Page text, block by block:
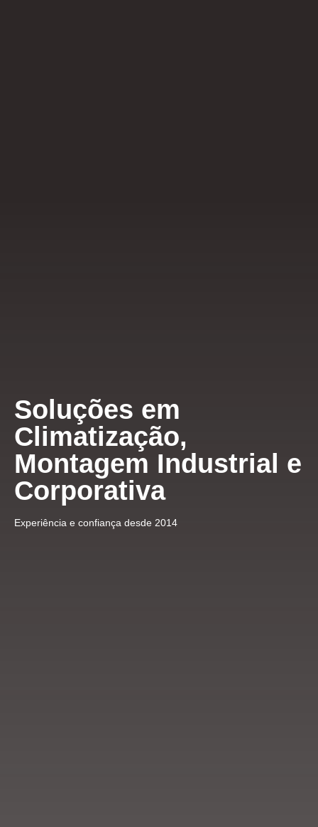
Soluções em
Climatização,
Montagem Industrial e
Corporativa
Experiência e confiança desde 2014